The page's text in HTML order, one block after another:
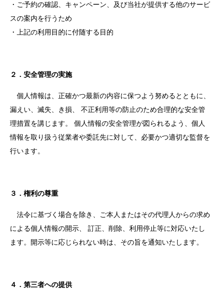
・ご予約の確認、キャンペーン、及び当社が提供する他のサービ
スの案内を行うため
・上記の利用目的に付随する目的
２．安全管理の実施
個人情報は、正確かつ最新の内容に保つよう努めるとともに、
漏えい、滅失、き損、 不正利用等の防止のため合理的な安全管
理措置を講じます。 個人情報の安全管理が図られるよう、個人
情報を取り扱う従業者や委託先に対して、必要かつ適切な監督を
行います。
３．権利の尊重
法令に基づく場合を除き、ご本人またはその代理人からの求め
による個人情報の開示、 訂正、削除、利用停止等に対応いたし
ます。開示等に応じられない時は、その旨を通知いたします。
４．第三者への提供